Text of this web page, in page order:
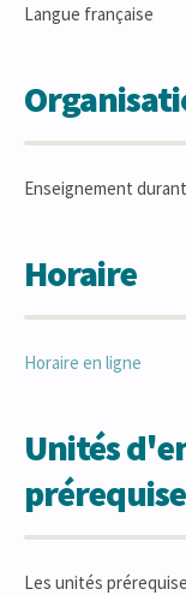
Langue française
Enseignement
Horaire
Horaire en ligne
Unités
Les unités